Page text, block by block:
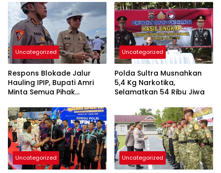
Penyimpangan Sosial
Permintaan
Uncategorized
Respons Blokade Jalur
Hauling IPIP, Bupati Amri
Minta Semua Pihak
Kepastian Hukum
Uncategorized
Polda Sultra Musnahkan
5,4 Kg Narkotika,
Selamatkan 54 Ribu Jiwa
Uncategorized Uncategorized